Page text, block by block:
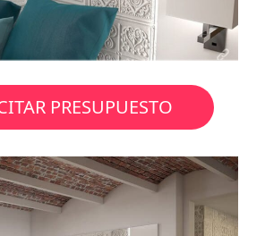
PRESUPUESTO